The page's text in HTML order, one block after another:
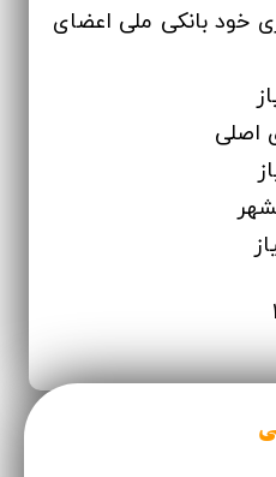
برای متراژ ۱۴۰ متری خود بانکی ملی اعضای